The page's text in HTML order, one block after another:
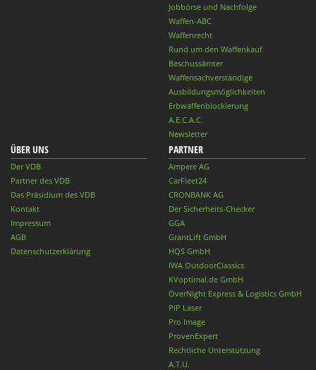
Jobbörse und Nachfolge
Waffen-ABC
Waffenrecht
Rund um den Waffenkauf
Beschussämter
Waffensachverständige
Ausbildungsmöglichkeiten
Erbwaffenblockierung
A.E.C.A.C.
Newsletter
ÜBER UNS
Der VDB
Partner des VDB
Das Präsidium des VDB
Kontakt
Impressum
AGB
Datenschutzerklärung
PARTNER
Ampere AG
CarFleet24
CRONBANK AG
Der Sicherheits-Checker
GGA
GrantLift GmbH
HQS GmbH
IWA OutdoorClassics
KVoptimal.de GmbH
OverNight Express & Logistics GmbH
PiP Laser
Pro Image
ProvenExpert
Rechtliche Unterstützung
A.T.U.